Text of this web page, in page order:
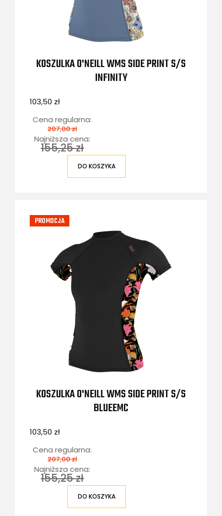
KOSZULKA O'NEILL WMS SIDE PRINT S/S
INFINITY
103,50 zł
Cena regularna:
207,00 zł
Najniższa cena:
155,25 zł
DO KOSZYKA
KOSZULKA O'NEILL WMS SIDE PRINT S/S
BLUEEMC
103,50 zł
Cena regularna:
207,00 zł
Najniższa cena:
155,25 zł
DO KOSZYKA
PROMOCJA